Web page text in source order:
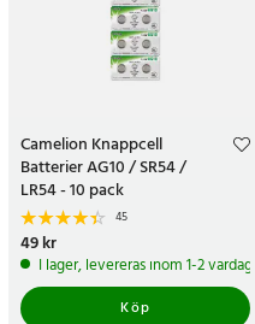
Camelion Knappcell
Batterier AG10 / SR54 /
LR54 - 10 pack
45
Pris:
49 kr
I lager, levereras inom 1-2 vardagar
Köp